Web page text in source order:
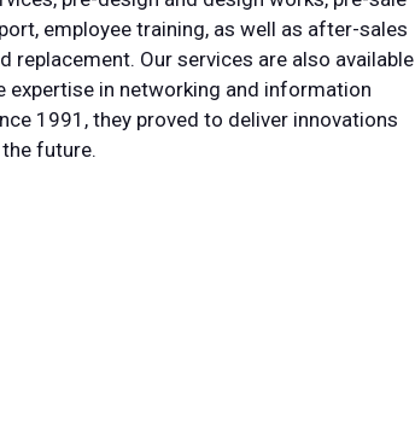
employee training, as well as after-sales
replacement. Our services are also available
expertise in networking and information
1991, they proved to deliver innovations
future.